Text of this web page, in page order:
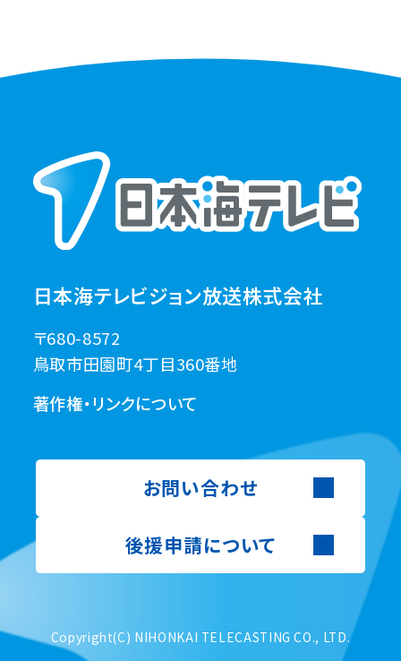
日本海テレビジョン放送株式会社
〒680-8572
鳥取市田園町4丁目360番地
著作権・リンクについて
お問い合わせ
後援申請について
Copyright(C) NIHONKAI TELECASTING CO., LTD.